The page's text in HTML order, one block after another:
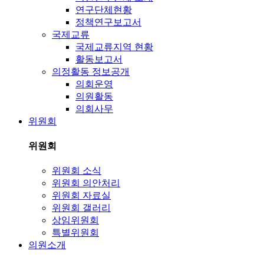
연구단체현황
정책연구보고서
국제교류
국제교류지역 현황
활동보고서
의정활동 정보공개
의회운영
의원활동
의회사무
위원회
위원회
위원회 소식
위원회 의안처리
위원회 자료실
위원회 갤러리
상임위원회
특별위원회
의원소개